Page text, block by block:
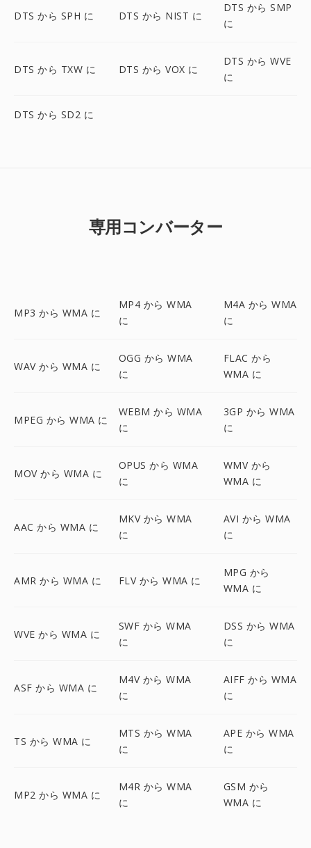
DTS から SPH に DTS から NIST に
DTS から SMP
に
DTS から TXW に DTS から VOX に
DTS から WVE
に
DTS から SD2 に
専用コンバーター
MP3 から WMA に
MP4 から WMA
に
M4A から WMA
に
WAV から WMA に
OGG から WMA
に
FLAC から
WMA に
MPEG から WMA に
WEBM から WMA
に
3GP から WMA
に
MOV から WMA に
OPUS から WMA
に
WMV から
WMA に
AAC から WMA に
MKV から WMA
に
AVI から WMA
に
AMR から WMA に FLV から WMA に
MPG から
WMA に
WVE から WMA に
SWF から WMA
に
DSS から WMA
に
ASF から WMA に
M4V から WMA
に
AIFF から WMA
に
TS から WMA に
MTS から WMA
に
APE から WMA
に
MP2 から WMA に
M4R から WMA
に
GSM から
WMA に